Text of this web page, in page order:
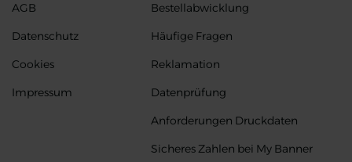
AGB
Datenschutz
Cookies
Impressum
Bestellabwicklung
Häufige Fragen
Reklamation
Datenprüfung
Anforderungen Druckdaten
Sicheres Zahlen bei My Banner